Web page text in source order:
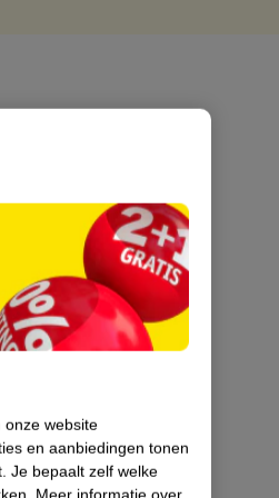
onze website
en aanbiedingen tonen
Je bepaalt zelf welke
Meer informatie over